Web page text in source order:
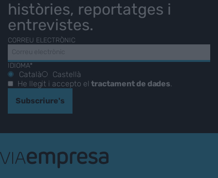
històries, reportatges i
entrevistes.
CORREU ELECTRÒNIC
IDIOMA*
Català
Castellà
He llegit i accepto eltractament de dades.
Subscriure's